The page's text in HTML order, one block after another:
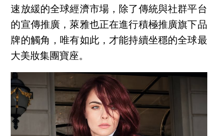
速放緩的全球經濟市場，除了傳統與社群平台
的宣傳推廣，萊雅也正在進行積極推廣旗下品
牌的觸角，唯有如此，才能持續坐穩的全球最
大美妝集團寶座。